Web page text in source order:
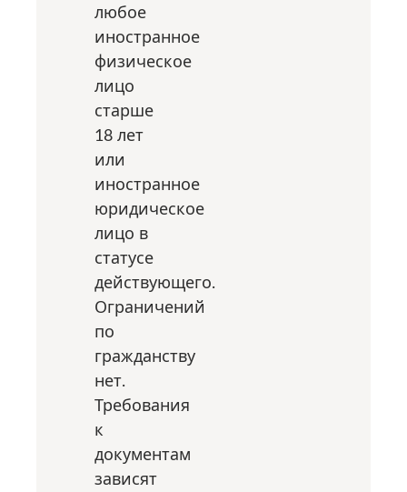
любое
иностранное
физическое
лицо
старше
18 лет
или
иностранное
юридическое
лицо в
статусе
действующего.
Ограничений
по
гражданству
нет.
Требования
к
документам
зависят